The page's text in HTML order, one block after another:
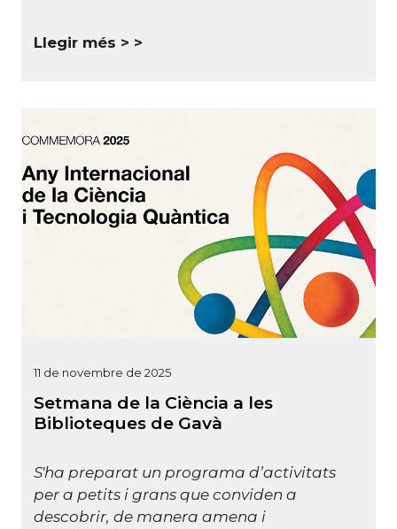
Llegir més >
11 de novembre de 2025
Setmana de la Ciència a les
Biblioteques de Gavà
S'ha preparat un programa d’activitats
per a petits i grans que conviden a
descobrir, de manera amena i